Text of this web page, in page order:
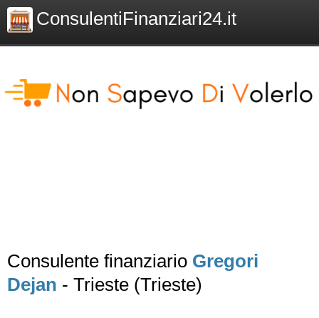
ConsulentiFinanziari24.it
Consulente finanziario Gregori
Dejan - Trieste (Trieste)